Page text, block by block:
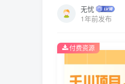
无忧
1年前发布
付费资源